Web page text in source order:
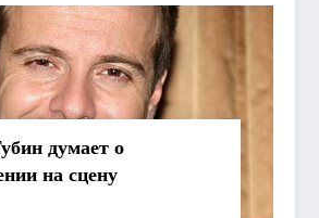
думает о
на сцену